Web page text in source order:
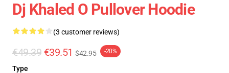
Dj Khaled O Pullover Hoodie
(3 customer reviews)
€49.39 €39.51 $42.95 -20%
Type